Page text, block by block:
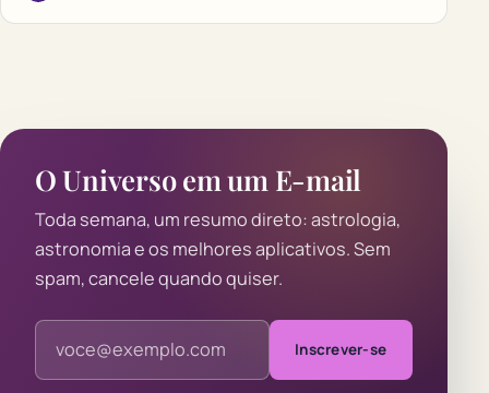
O Universo em um E-mail
Toda semana, um resumo direto: astrologia,
astronomia e os melhores aplicativos. Sem
spam, cancele quando quiser.
Endereço de e-mail
Inscrever-se